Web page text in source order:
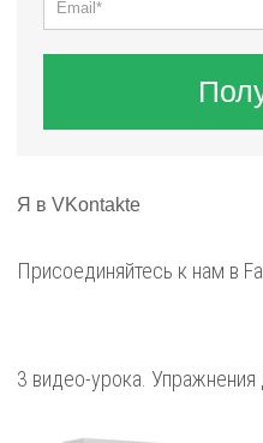
Я в VKontakte
Присоединяйтесь к нам в
3 видео-урока.